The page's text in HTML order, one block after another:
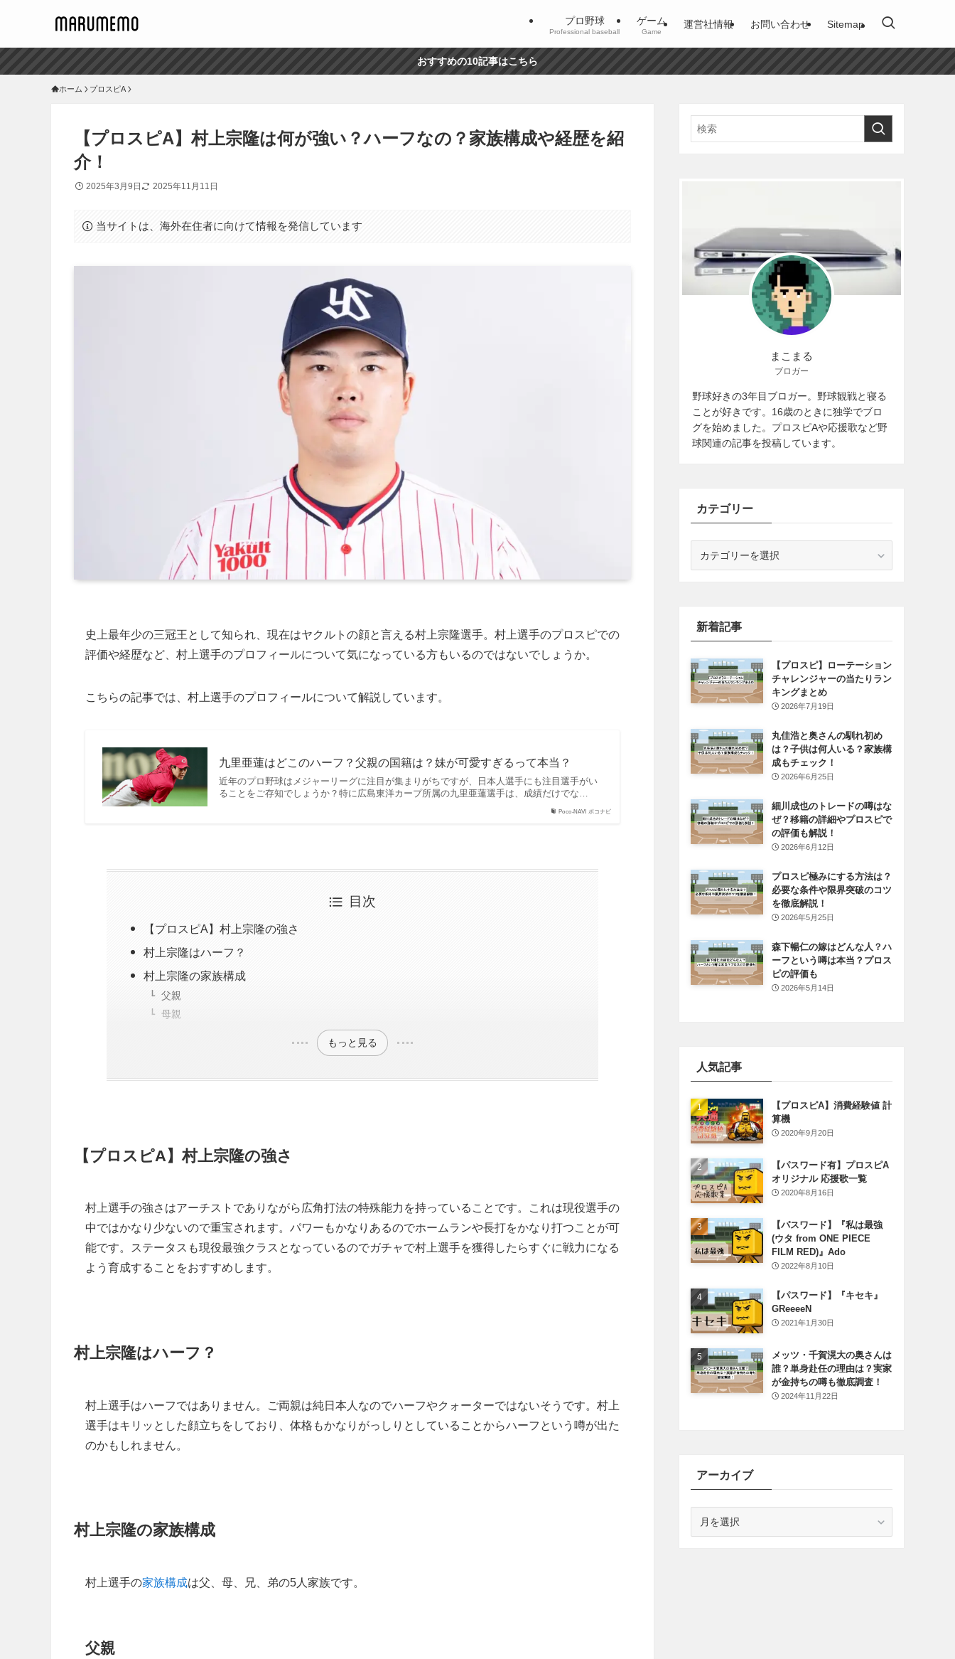
プロ野球
Professional baseball
ゲーム
Game
運営社情報 お問い合わせ Sitemap
おすすめの10記事はこちら
ホーム プロスピA
【プロスピA】村上宗隆は何が強い？ハーフなの？家族構成や経歴を紹
介！
2025年3月9日 2025年11月11日
当サイトは、海外在住者に向けて情報を発信しています
史上最年少の三冠王として知られ、現在はヤクルトの顔と言える村上宗隆選手。村上選手のプロスピでの
評価や経歴など、村上選手のプロフィールについて気になっている方もいるのではないでしょうか。
こちらの記事では、村上選手のプロフィールについて解説しています。
Poco-NAVI ポコナビ
九里亜蓮はどこのハーフ？父親の国籍は？妹が可愛すぎるって本当？
近年のプロ野球はメジャーリーグに注目が集まりがちですが、日本人選手にも注目選手がい
ることをご存知でしょうか？特に広島東洋カープ所属の九里亜蓮選手は、成績だけでな…
目次
【プロスピA】村上宗隆の強さ
村上宗隆はハーフ？
村上宗隆の家族構成
父親
母親
もっと見る
【プロスピA】村上宗隆の強さ
村上選手の強さはアーチストでありながら広角打法の特殊能力を持っていることです。これは現役選手の
中ではかなり少ないので重宝されます。パワーもかなりあるのでホームランや長打をかなり打つことが可
能です。ステータスも現役最強クラスとなっているのでガチャで村上選手を獲得したらすぐに戦力になる
よう育成することをおすすめします。
村上宗隆はハーフ？
村上選手はハーフではありません。ご両親は純日本人なのでハーフやクォーターではないそうです。村上
選手はキリッとした顔立ちをしており、体格もかなりがっしりとしていることからハーフという噂が出た
のかもしれません。
村上宗隆の家族構成
村上選手の家族構成は父、母、兄、弟の5人家族です。
父親
まこまる
ブロガー
野球好きの3年目ブロガー。野球観戦と寝る
ことが好きです。16歳のときに独学でブロ
グを始めました。プロスピAや応援歌など野
球関連の記事を投稿しています。
カテゴリー
新着記事
【プロスピ】ローテーション
チャレンジャーの当たりラン
キングまとめ
2026年7月19日
丸佳浩と奥さんの馴れ初め
は？子供は何人いる？家族構
成もチェック！
2026年6月25日
細川成也のトレードの噂はな
ぜ？移籍の詳細やプロスピで
の評価も解説！
2026年6月12日
プロスピ極みにする方法は？
必要な条件や限界突破のコツ
を徹底解説！
2026年5月25日
森下暢仁の嫁はどんな人？ハ
ーフという噂は本当？プロス
ピの評価も
2026年5月14日
人気記事
【プロスピA】消費経験値 計
算機
2020年9月20日
【パスワード有】プロスピA
オリジナル 応援歌一覧
2020年8月16日
【パスワード】『私は最強
(ウタ from ONE PIECE
FILM RED)』Ado
2022年8月10日
【パスワード】『キセキ』
GReeeeN
2021年1月30日
メッツ・千賀滉大の奥さんは
誰？単身赴任の理由は？実家
が金持ちの噂も徹底調査！
2024年11月22日
アーカイブ